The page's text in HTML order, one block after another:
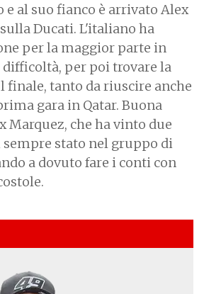
e al suo fianco è arrivato Alex
Ducati. L'italiano ha
per la maggior parte in
per poi trovare la
tanto da riuscire anche
gara in Qatar. Buona
Marquez, che ha vinto due
sempre stato nel gruppo di
a dovuto fare i conti con